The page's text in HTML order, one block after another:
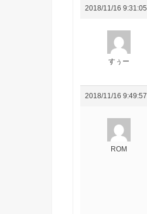
2018/11/16 9:31:05
すぅー
2018/11/16 9:49:57
ROM